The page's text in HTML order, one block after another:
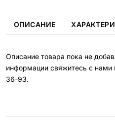
ОПИСАНИЕ
Описание товара пока не
информации свяжитесь с нами
36-93.